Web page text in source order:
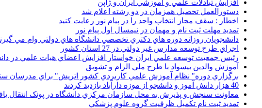
افزايش تبادلات علمي و آموزشي ايران و ژاپن
دستورالعمل تحصیل همزمان در دو رشته اعلام شد
اخطار : سقف مجاز انتخاب واحد را در پیام نور رعایت کنید
تمدید مهلت ثبت نام و مهمان در نیمسال اول پیام نور
دانشجويان روزانه دوره هاي دكتري تخصصي دانشگاه هاي دولتي وام مي
اجراي طرح توسعه مدارس غير دولتي در 27 استان کشور
رئيس جمعيت توسعه علمي ايران خواستار افزايش اعضاي هيات علمي در
آموزش والدين بيسواد با طرح ملي الزام و تشويق
برگزاري دوره" نظام آموزش علمي كاربردي كشور اتريش" براي مدرسان
40 هزار دانش آموز و دانشجو از موزه دارآباد بازديد کردند
معاونت سنجش و پذيرش به محل سازمان مرکزي دانشگاه در پونک انتقال
تمديد ثبت نام تکميل ظرفيت گروه علوم پزشکي